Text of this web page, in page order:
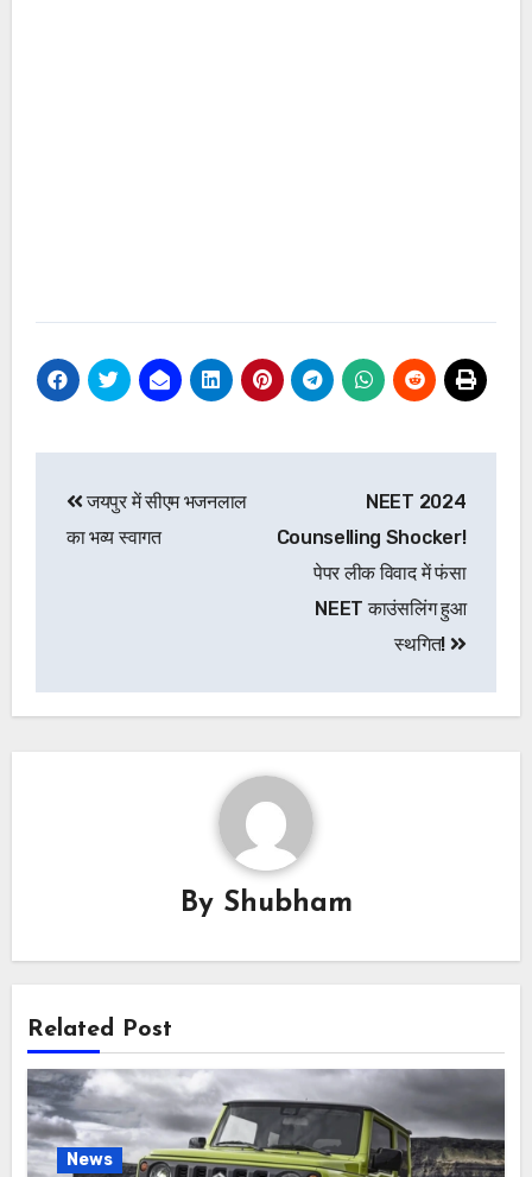
navigation
जयपुर में सीएम भजनलाल
का भव्य स्वागत
NEET 2024
Counselling Shocker!
पेपर लीक विवाद में फंसा
NEET काउंसलिंग हुआ
स्थगित!
By Shubham
Related Post
News